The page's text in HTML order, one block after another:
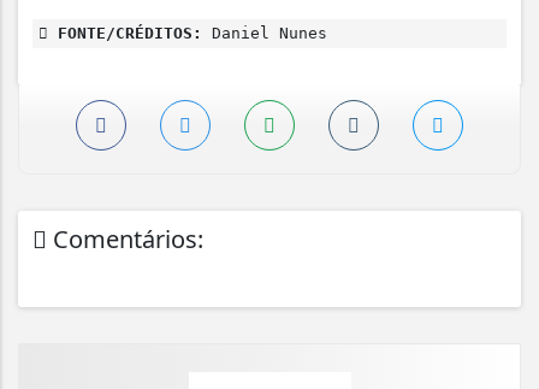
FONTE/CRÉDITOS: Daniel Nunes
Comentários: